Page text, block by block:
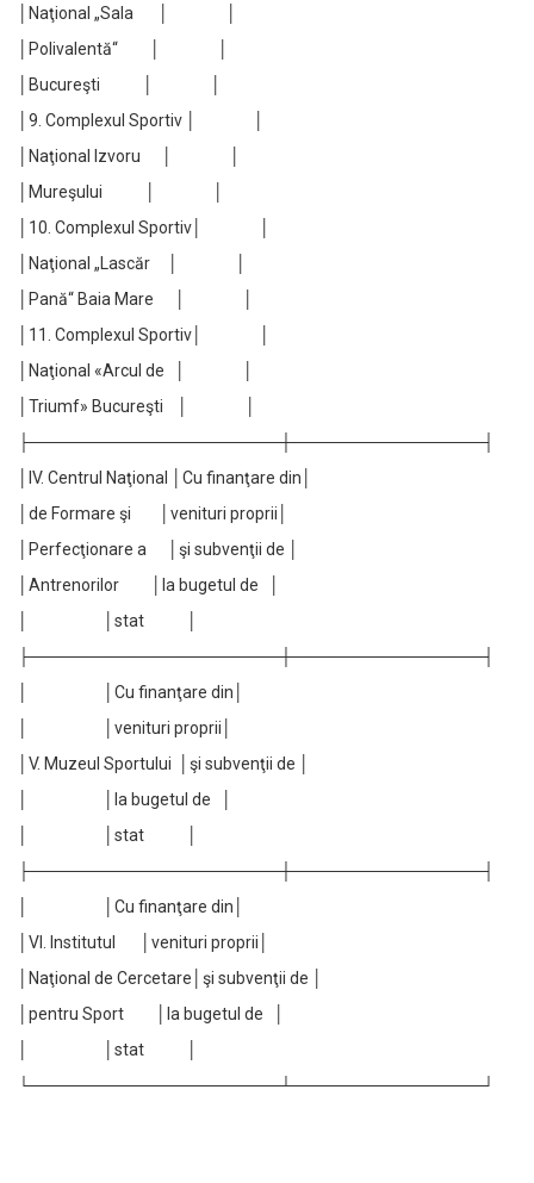
│Naţional „Sala │ │
│Polivalentă“ │ │
│Bucureşti │ │
│9. Complexul Sportiv │ │
│Naţional Izvoru │ │
│Mureşului │ │
│10. Complexul Sportiv│ │
│Naţional „Lascăr │ │
│Pană“ Baia Mare │ │
│11. Complexul Sportiv│ │
│Naţional «Arcul de │ │
│Triumf» Bucureşti │ │
├─────────────────────┼────────────────┤
│IV. Centrul Naţional │Cu finanţare din│
│de Formare şi │venituri proprii│
│Perfecţionare a │şi subvenţii de │
│Antrenorilor │la bugetul de │
│ │stat │
├─────────────────────┼────────────────┤
│ │Cu finanţare din│
│ │venituri proprii│
│V. Muzeul Sportului │şi subvenţii de │
│ │la bugetul de │
│ │stat │
├─────────────────────┼────────────────┤
│ │Cu finanţare din│
│VI. Institutul │venituri proprii│
│Naţional de Cercetare│şi subvenţii de │
│pentru Sport │la bugetul de │
│ │stat │
└─────────────────────┴────────────────┘